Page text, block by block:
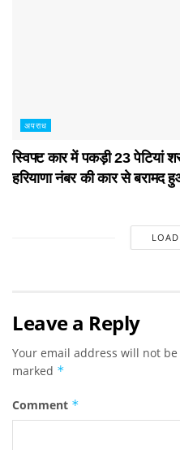
अपराध
स्विफ्ट कार में पकड़ी 23 पेटियां
हरियाणा नंबर की कार से बरामद
Leave a Reply
Your email address will not
marked *
Comment *